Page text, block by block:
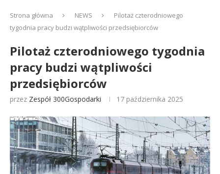
Strona główna NEWS
Pilotaż czterodniowego
tygodnia pracy budzi wątpliwości przedsiębiorców
Pilotaż czterodniowego tygodnia
pracy budzi wątpliwości
przedsiębiorców
przez Zespół 300Gospodarki 17 października 2025